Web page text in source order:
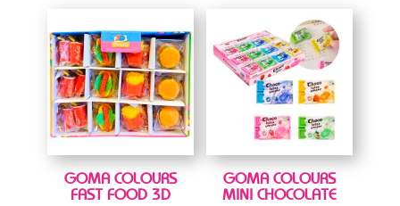
GOMA COLOURS
FAST FOOD 3D
GOMA COLOURS
MINI CHOCOLATE